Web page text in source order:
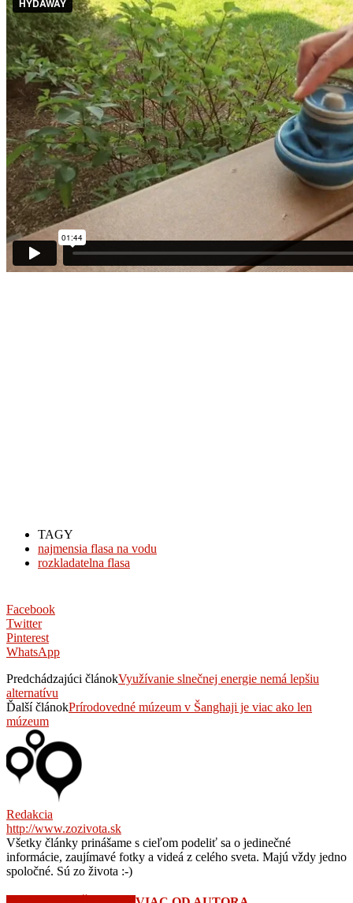
TAGY
najmensia flasa na vodu
rozkladatelna flasa
Facebook
Twitter
Pinterest
WhatsApp
Predchádzajúci článokVyužívanie slnečnej energie nemá lepšiu
alternatívu
Ďalší článokPrírodovedné múzeum v Šanghaji je viac ako len
múzeum
Redakcia
http://www.zozivota.sk
Všetky články prinášame s cieľom podeliť sa o jedinečné
informácie, zaujímavé fotky a videá z celého sveta. Majú vždy jedno
spoločné. Sú zo života :-)